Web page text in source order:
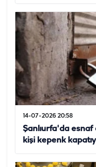
14-07-2026 20:58
Şanlıurfa'da esnaf
kişi kepenk